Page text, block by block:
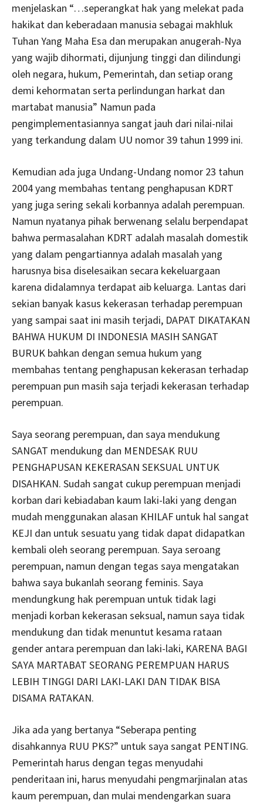
menjelaskan “…seperangkat hak yang melekat pada
hakikat dan keberadaan manusia sebagai makhluk
Tuhan Yang Maha Esa dan merupakan anugerah-Nya
yang wajib dihormati, dijunjung tinggi dan dilindungi
oleh negara, hukum, Pemerintah, dan setiap orang
demi kehormatan serta perlindungan harkat dan
martabat manusia” Namun pada
pengimplementasiannya sangat jauh dari nilai-nilai
yang terkandung dalam UU nomor 39 tahun 1999 ini.
Kemudian ada juga Undang-Undang nomor 23 tahun
2004 yang membahas tentang penghapusan KDRT
yang juga sering sekali korbannya adalah perempuan.
Namun nyatanya pihak berwenang selalu berpendapat
bahwa permasalahan KDRT adalah masalah domestik
yang dalam pengartiannya adalah masalah yang
harusnya bisa diselesaikan secara kekeluargaan
karena didalamnya terdapat aib keluarga. Lantas dari
sekian banyak kasus kekerasan terhadap perempuan
yang sampai saat ini masih terjadi, DAPAT DIKATAKAN
BAHWA HUKUM DI INDONESIA MASIH SANGAT
BURUK bahkan dengan semua hukum yang
membahas tentang penghapusan kekerasan terhadap
perempuan pun masih saja terjadi kekerasan terhadap
perempuan.
Saya seorang perempuan, dan saya mendukung
SANGAT mendukung dan MENDESAK RUU
PENGHAPUSAN KEKERASAN SEKSUAL UNTUK
DISAHKAN. Sudah sangat cukup perempuan menjadi
korban dari kebiadaban kaum laki-laki yang dengan
mudah menggunakan alasan KHILAF untuk hal sangat
KEJI dan untuk sesuatu yang tidak dapat didapatkan
kembali oleh seorang perempuan. Saya seroang
perempuan, namun dengan tegas saya mengatakan
bahwa saya bukanlah seorang feminis. Saya
mendungkung hak perempuan untuk tidak lagi
menjadi korban kekerasan seksual, namun saya tidak
mendukung dan tidak menuntut kesama rataan
gender antara perempuan dan laki-laki, KARENA BAGI
SAYA MARTABAT SEORANG PEREMPUAN HARUS
LEBIH TINGGI DARI LAKI-LAKI DAN TIDAK BISA
DISAMA RATAKAN.
Jika ada yang bertanya “Seberapa penting
disahkannya RUU PKS?” untuk saya sangat PENTING.
Pemerintah harus dengan tegas menyudahi
penderitaan ini, harus menyudahi pengmarjinalan atas
kaum perempuan, dan mulai mendengarkan suara